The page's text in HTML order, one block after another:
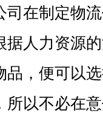
司在制定物
据人力资源
品，便可以
所以不必在